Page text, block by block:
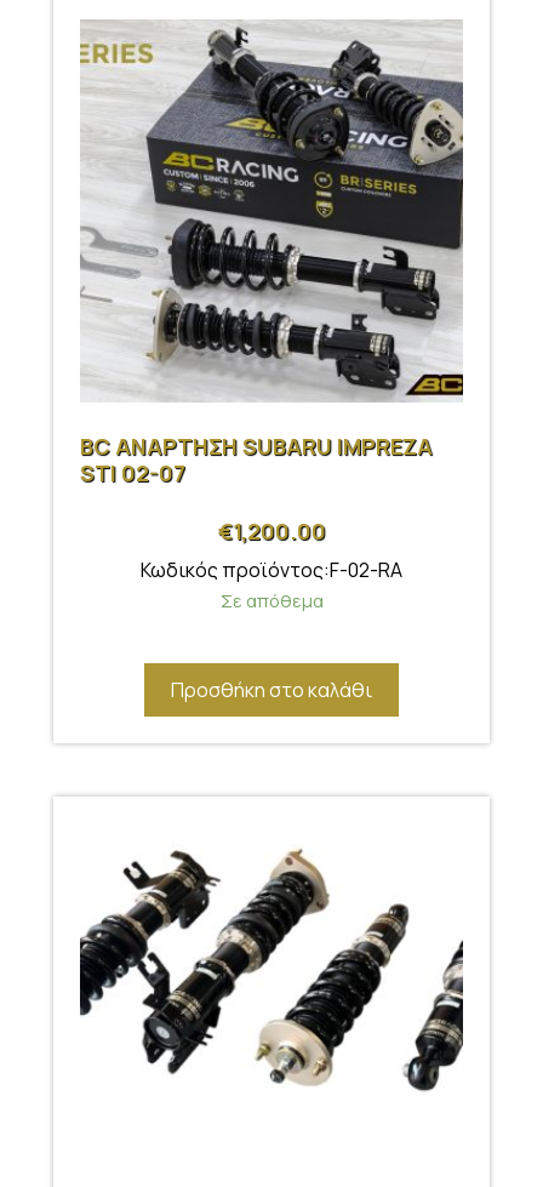
BC ΑΝΑΡΤΗΣΗ SUBARU IMPREZA
STI 02-07
€1,200.00
Κωδικός προϊόντος:F-02-RA
Σε απόθεμα
Προσθήκη στο καλάθι